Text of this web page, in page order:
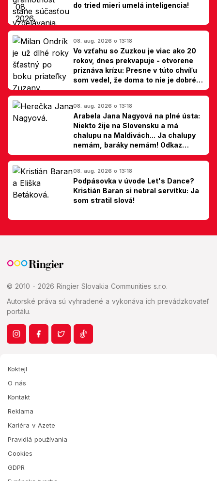
do tried mieri umelá inteligencia!
08. aug. 2026 o 13:18
Vo vzťahu so Zuzkou je viac ako 20
rokov, dnes prekvapuje - otvorene
priznáva krízu: Presne v túto chvíľu
som vedel, že doma to nie je dobré,
hovorí Milan Ondrík
08. aug. 2026 o 13:18
Arabela Jana Nagyová na plné ústa:
Niekto žije na Slovensku a má
chalupu na Maldivách... Ja chalupy
nemám, baráky nemám! Odkaz
Slovákom
08. aug. 2026 o 13:18
Podpásovka v úvode Let's Dance?
Kristián Baran si nebral servítku: Ja
som stratil slová!
© 2010 - 2026 Ringier Slovakia Communities s.r.o.
Autorské práva sú vyhradené a vykonáva ich prevádzkovateľ
portálu.
Koktejl
O nás
Kontakt
Reklama
Kariéra v Azete
Pravidlá používania
Cookies
GDPR